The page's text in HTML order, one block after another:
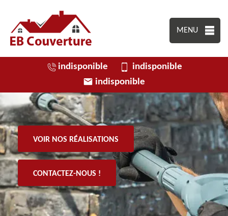
MENU
indisponible
indisponible
indisponible
VOIR NOS RÉALISATIONS
CONTACTEZ-NOUS !